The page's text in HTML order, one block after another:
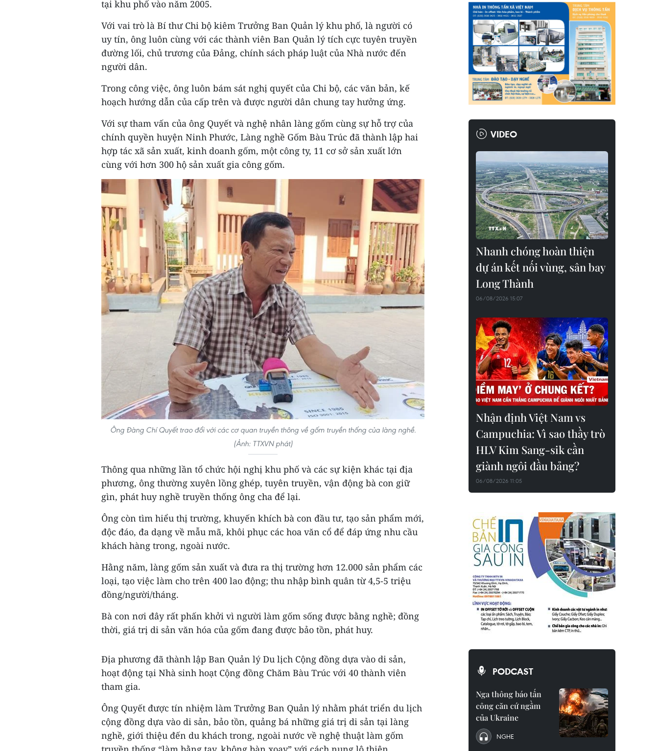
tại khu phố vào năm 2005.
Với vai trò là Bí thư Chi bộ kiêm Trưởng Ban Quản lý khu phố, là người có
uy tín, ông luôn cùng với các thành viên Ban Quản lý tích cực tuyên truyền
đường lối, chủ trương của Đảng, chính sách pháp luật của Nhà nước đến
người dân.
Trong công việc, ông luôn bám sát nghị quyết của Chi bộ, các văn bản, kế
hoạch hướng dẫn của cấp trên và được người dân chung tay hưởng ứng.
Với sự tham vấn của ông Quyết và nghệ nhân làng gốm cùng sự hỗ trợ của
chính quyền huyện Ninh Phước, Làng nghề Gốm Bàu Trúc đã thành lập hai
hợp tác xã sản xuất, kinh doanh gốm, một công ty, 11 cơ sở sản xuất lớn
cùng với hơn 300 hộ sản xuất gia công gốm.
Ông Đàng Chí Quyết trao đổi với các cơ quan truyền thông về gốm truyền thống của làng nghề.
(Ảnh: TTXVN phát)
Thông qua những lần tổ chức hội nghị khu phố và các sự kiện khác tại địa
phương, ông thường xuyên lồng ghép, tuyên truyền, vận động bà con giữ
gìn, phát huy nghề truyền thống ông cha để lại.
Ông còn tìm hiểu thị trường, khuyến khích bà con đầu tư, tạo sản phẩm mới,
độc đáo, đa dạng về mẫu mã, khôi phục các hoa văn cổ để đáp ứng nhu cầu
khách hàng trong, ngoài nước.
Hằng năm, làng gốm sản xuất và đưa ra thị trường hơn 12.000 sản phẩm các
loại, tạo việc làm cho trên 400 lao động; thu nhập bình quân từ 4,5-5 triệu
đồng/người/tháng.
Bà con nơi đây rất phấn khởi vì người làm gốm sống được bằng nghề; đồng
thời, giá trị di sản văn hóa của gốm đang được bảo tồn, phát huy.
Địa phương đã thành lập Ban Quản lý Du lịch Cộng đồng dựa vào di sản,
hoạt động tại Nhà sinh hoạt Cộng đồng Chăm Bàu Trúc với 40 thành viên
tham gia.
Ông Quyết được tín nhiệm làm Trưởng Ban Quản lý nhằm phát triển du lịch
cộng đồng dựa vào di sản, bảo tồn, quảng bá những giá trị di sản tại làng
nghề, giới thiệu đến du khách trong, ngoài nước về nghệ thuật làm gốm
VIDEO
Nhanh chóng hoàn thiện
dự án kết nối vùng, sân bay
Long Thành
06/08/2026 15:07
Nhận định Việt Nam vs
Campuchia: Vì sao thầy trò
HLV Kim Sang-sik cần
giành ngôi đầu bảng?
06/08/2026 11:05
PODCAST
Nga thông báo tấn
công căn cứ ngầm
của Ukraine
NGHE